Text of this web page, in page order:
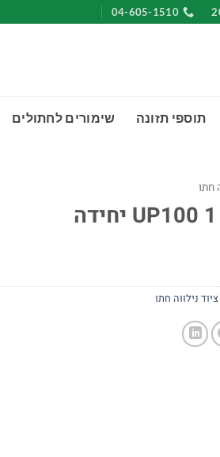
04-605-1510
תוספי תזונה שימורים לחתולים
חתו
ציוד נילווה חתו